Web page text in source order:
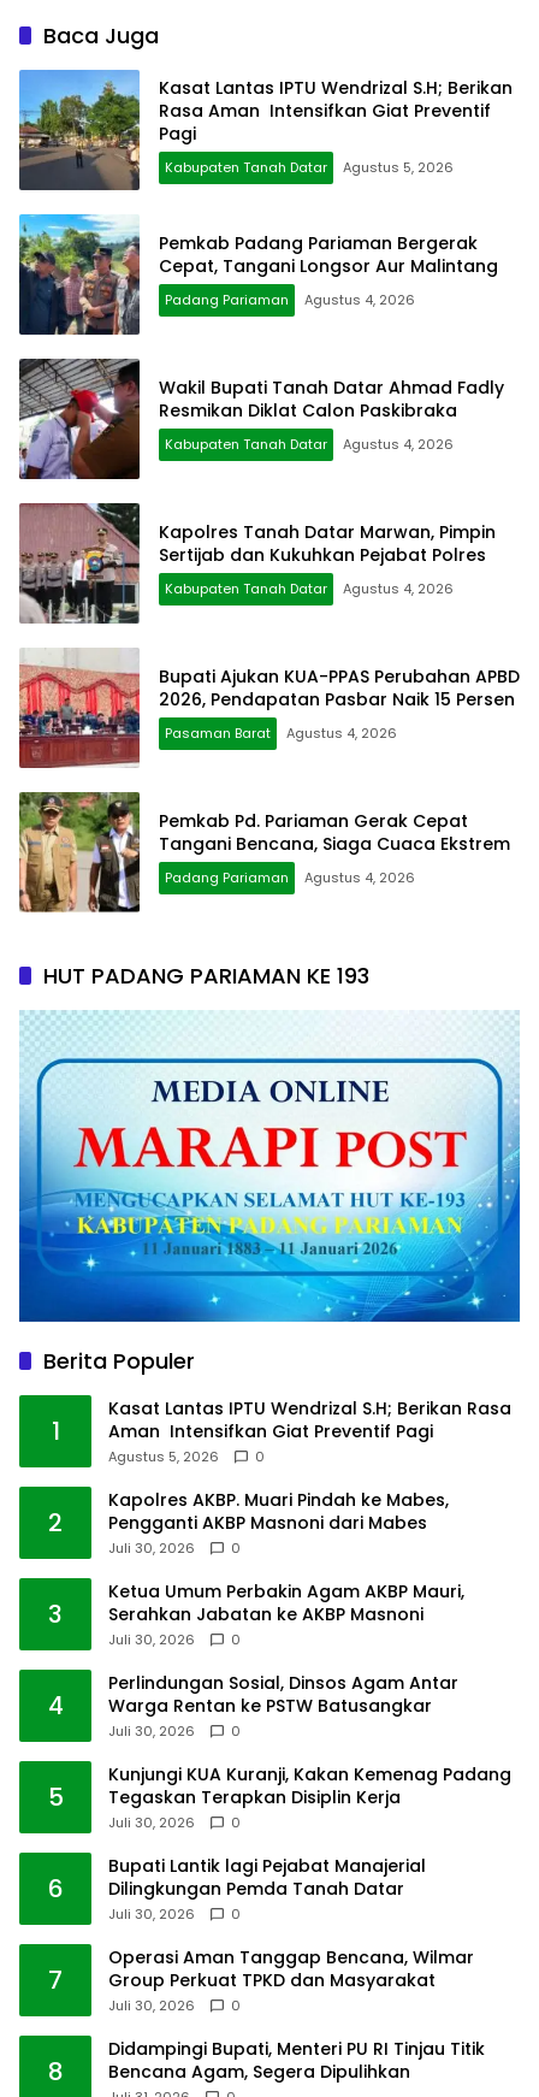
Baca Juga
Kasat Lantas IPTU Wendrizal S.H; Berikan
Rasa Aman Intensifkan Giat Preventif
Pagi
Kabupaten Tanah Datar Agustus 5, 2026
Pemkab Padang Pariaman Bergerak
Cepat, Tangani Longsor Aur Malintang
Padang Pariaman Agustus 4, 2026
Wakil Bupati Tanah Datar Ahmad Fadly
Resmikan Diklat Calon Paskibraka
Kabupaten Tanah Datar Agustus 4, 2026
Kapolres Tanah Datar Marwan, Pimpin
Sertijab dan Kukuhkan Pejabat Polres
Kabupaten Tanah Datar Agustus 4, 2026
Bupati Ajukan KUA-PPAS Perubahan APBD
2026, Pendapatan Pasbar Naik 15 Persen
Pasaman Barat Agustus 4, 2026
Pemkab Pd. Pariaman Gerak Cepat
Tangani Bencana, Siaga Cuaca Ekstrem
Padang Pariaman Agustus 4, 2026
HUT PADANG PARIAMAN KE 193
Berita Populer
1
Kasat Lantas IPTU Wendrizal S.H; Berikan Rasa
Aman Intensifkan Giat Preventif Pagi
Agustus 5, 2026 0
2
Kapolres AKBP. Muari Pindah ke Mabes,
Pengganti AKBP Masnoni dari Mabes
Juli 30, 2026 0
3
Ketua Umum Perbakin Agam AKBP Mauri,
Serahkan Jabatan ke AKBP Masnoni
Juli 30, 2026 0
4
Perlindungan Sosial, Dinsos Agam Antar
Warga Rentan ke PSTW Batusangkar
Juli 30, 2026 0
5
Kunjungi KUA Kuranji, Kakan Kemenag Padang
Tegaskan Terapkan Disiplin Kerja
Juli 30, 2026 0
6
Bupati Lantik lagi Pejabat Manajerial
Dilingkungan Pemda Tanah Datar
Juli 30, 2026 0
7
Operasi Aman Tanggap Bencana, Wilmar
Group Perkuat TPKD dan Masyarakat
Juli 30, 2026 0
8
Didampingi Bupati, Menteri PU RI Tinjau Titik
Bencana Agam, Segera Dipulihkan